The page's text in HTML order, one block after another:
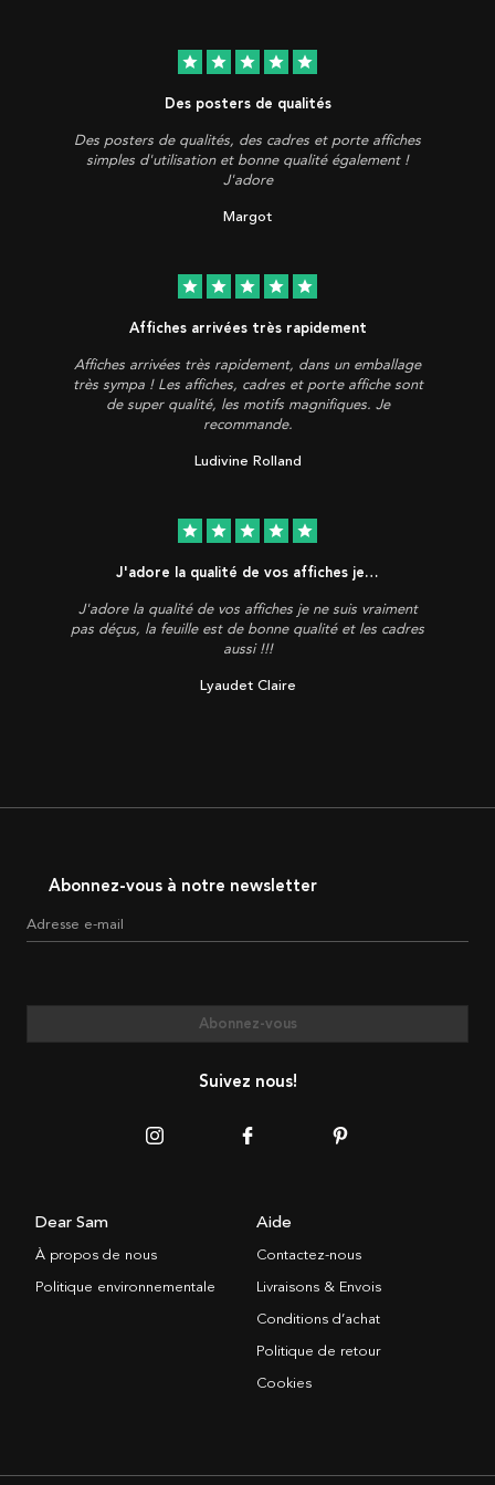
star star star star star
Des posters de qualités
Des posters de qualités, des cadres et porte affiches
simples d'utilisation et bonne qualité également !
J'adore
Margot
star star star star star
Affiches arrivées très rapidement
Affiches arrivées très rapidement, dans un emballage
très sympa ! Les affiches, cadres et porte affiche sont
de super qualité, les motifs magnifiques. Je
recommande.
Ludivine Rolland
star star star star star
J'adore la qualité de vos affiches je…
J'adore la qualité de vos affiches je ne suis vraiment
pas déçus, la feuille est de bonne qualité et les cadres
aussi !!!
Lyaudet Claire
Abonnez-vous à notre newsletter
Adresse e-mail
Abonnez-vous
Suivez nous!
Dear Sam
À propos de nous
Politique environnementale
Aide
Contactez-nous
Livraisons & Envois
Conditions d’achat
Politique de retour
Cookies